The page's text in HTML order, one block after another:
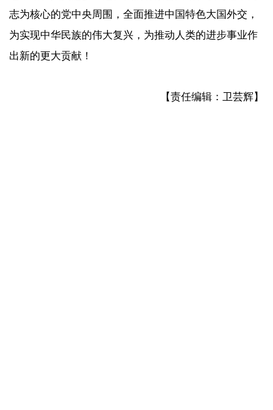
志为核心的党中央周围，全面推进中国特色大国外交，
为实现中华民族的伟大复兴，为推动人类的进步事业作
出新的更大贡献！
【责任编辑：卫芸辉】